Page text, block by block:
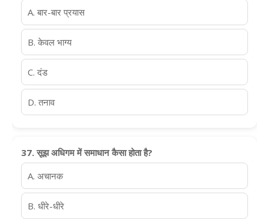
A. बार-बार प्रयास
B. केवल भाग्य
C. दंड
D. तनाव
37. सूझ अधिगम में समाधान कैसा होता है?
A. अचानक
B. धीरे-धीरे